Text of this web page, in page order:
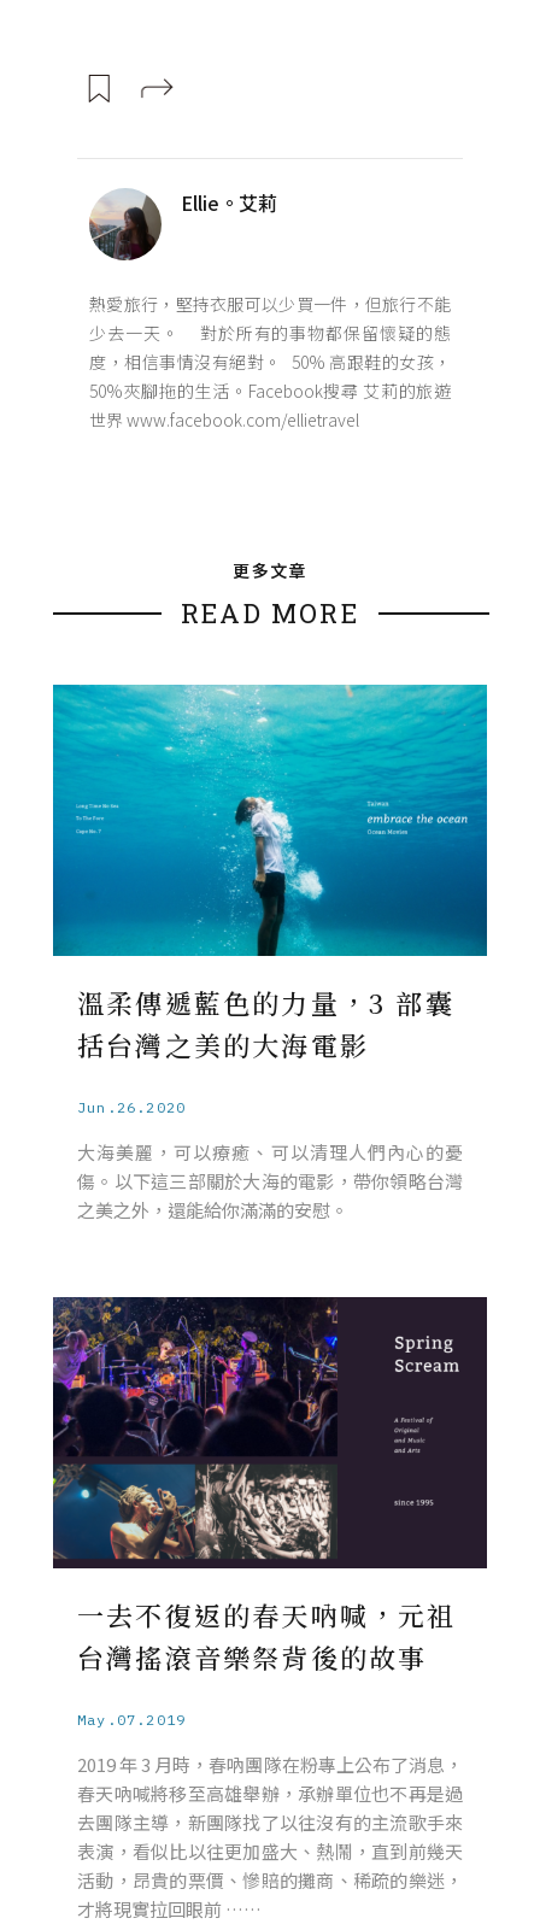
Ellie。艾莉
熱愛旅行，堅持衣服可以少買一件，但旅行不能
少去一天。 對於所有的事物都保留懷疑的態
度，相信事情沒有絕對。 50% 高跟鞋的女孩，
50%夾腳拖的生活。Facebook搜尋 艾莉的旅遊
世界 www.facebook.com/ellietravel
更多文章
READ MORE
溫柔傳遞藍色的力量，3 部囊
括台灣之美的大海電影
Jun.26.2020
大海美麗，可以療癒、可以清理人們內心的憂
傷。以下這三部關於大海的電影，帶你領略台灣
之美之外，還能給你滿滿的安慰。
一去不復返的春天吶喊，元祖
台灣搖滾音樂祭背後的故事
May.07.2019
2019 年 3 月時，春吶團隊在粉專上公布了消息，
春天吶喊將移至高雄舉辦，承辦單位也不再是過
去團隊主導，新團隊找了以往沒有的主流歌手來
表演，看似比以往更加盛大、熱鬧，直到前幾天
活動，昂貴的票價、慘賠的攤商、稀疏的樂迷，
才將現實拉回眼前 ……